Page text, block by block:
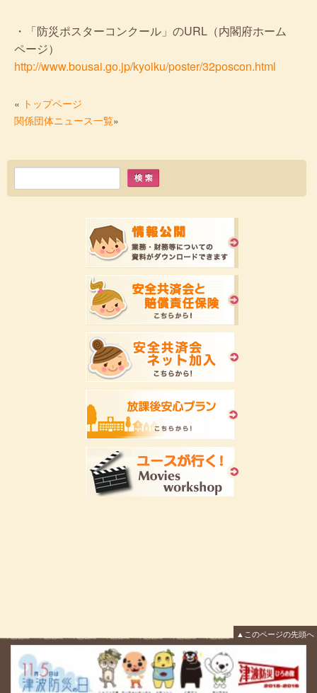
・「防災ポスターコンクール」のURL（内閣府ホーム
ページ）
http://www.bousai.go.jp/kyoiku/poster/32poscon.html
« トップページ
関係団体ニュース一覧»
▲このページの先頭へ